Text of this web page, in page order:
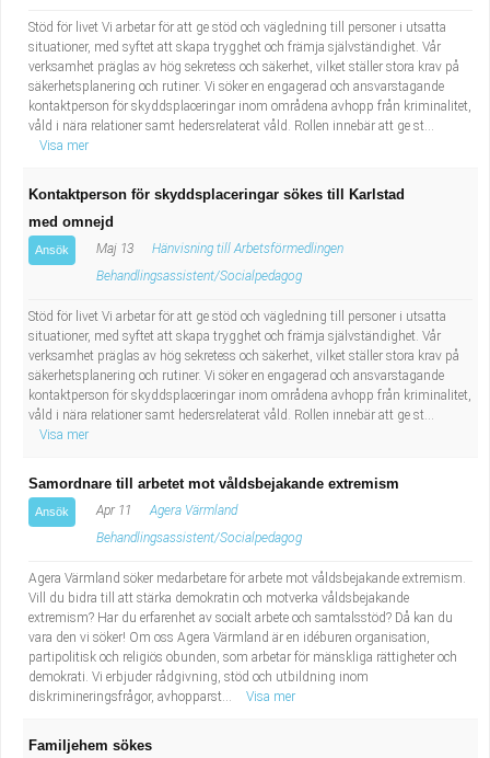
Stöd för livet Vi arbetar för att ge stöd och vägledning till personer i utsatta
situationer, med syftet att skapa trygghet och främja självständighet. Vår
verksamhet präglas av hög sekretess och säkerhet, vilket ställer stora krav på
säkerhetsplanering och rutiner. Vi söker en engagerad och ansvarstagande
kontaktperson för skyddsplaceringar inom områdena avhopp från kriminalitet,
våld i nära relationer samt hedersrelaterat våld. Rollen innebär att ge st...
Visa mer
Kontaktperson för skyddsplaceringar sökes till Karlstad
med omnejd
Ansök Maj 13
Hänvisning till Arbetsförmedlingen
Behandlingsassistent/Socialpedagog
Stöd för livet Vi arbetar för att ge stöd och vägledning till personer i utsatta
situationer, med syftet att skapa trygghet och främja självständighet. Vår
verksamhet präglas av hög sekretess och säkerhet, vilket ställer stora krav på
säkerhetsplanering och rutiner. Vi söker en engagerad och ansvarstagande
kontaktperson för skyddsplaceringar inom områdena avhopp från kriminalitet,
våld i nära relationer samt hedersrelaterat våld. Rollen innebär att ge st...
Visa mer
Samordnare till arbetet mot våldsbejakande extremism
Ansök Apr 11
Agera Värmland
Behandlingsassistent/Socialpedagog
Agera Värmland söker medarbetare för arbete mot våldsbejakande extremism.
Vill du bidra till att stärka demokratin och motverka våldsbejakande
extremism? Har du erfarenhet av socialt arbete och samtalsstöd? Då kan du
vara den vi söker! Om oss Agera Värmland är en idéburen organisation,
partipolitisk och religiös obunden, som arbetar för mänskliga rättigheter och
demokrati. Vi erbjuder rådgivning, stöd och utbildning inom
diskrimineringsfrågor, avhopparst...
Visa mer
Familjehem sökes